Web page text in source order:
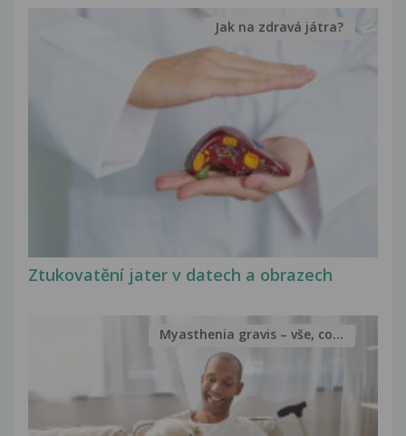
Ztukovatění jater v datech a obrazech
Jak na zdravá játra?
Myasthenia gravis – vše, co...